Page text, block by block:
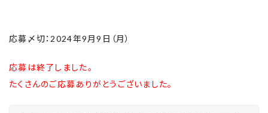
応募〆切：2024年9月9日（月）
応募は終了しました。
たくさんのご応募ありがとうございました。